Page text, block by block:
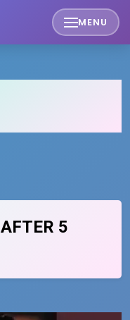
MENU
AFTER 5